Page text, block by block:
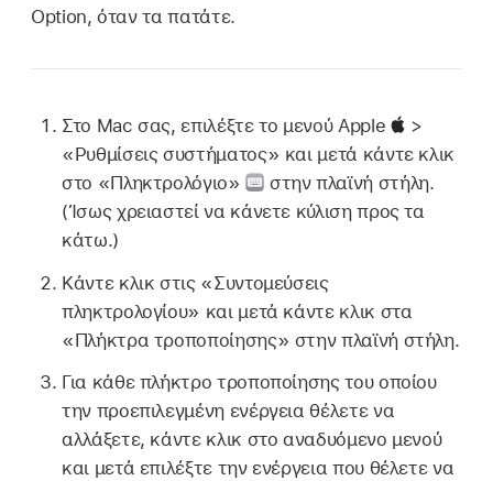
Option, όταν τα πατάτε.
Στο Mac σας, επιλέξτε το μενού Apple
>
«Ρυθμίσεις συστήματος» και μετά κάντε κλικ
στο «Πληκτρολόγιο»
στην πλαϊνή στήλη.
(Ίσως χρειαστεί να κάνετε κύλιση προς τα
κάτω.)
Κάντε κλικ στις «Συντομεύσεις
πληκτρολογίου» και μετά κάντε κλικ στα
«Πλήκτρα τροποποίησης» στην πλαϊνή στήλη.
Για κάθε πλήκτρο τροποποίησης του οποίου
την προεπιλεγμένη ενέργεια θέλετε να
αλλάξετε, κάντε κλικ στο αναδυόμενο μενού
και μετά επιλέξτε την ενέργεια που θέλετε να